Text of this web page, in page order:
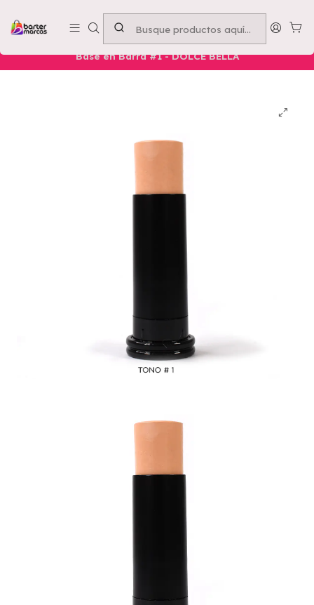
Emprende con nosotros -Compra mínima $50.000
Nuestros Productos Belleza Rostro
Base en Barra #1 - DOLCE BELLA